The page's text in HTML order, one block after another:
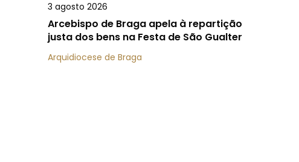
3 agosto 2026
Arcebispo de Braga apela à repartição
justa dos bens na Festa de São Gualter
Arquidiocese de Braga